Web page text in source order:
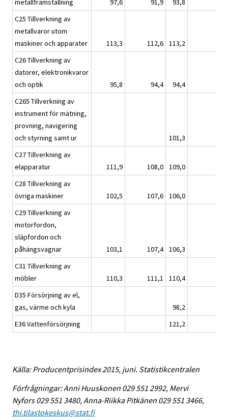
metallframställning 97,6 91,9
93,8
C25 Tillverkning av
metallvaror utom
maskiner och apparater
113,3 112,6
113,2
C26 Tillverkning av
datorer, elektronikvaror
och optik
95,8 94,4
94,4
C265 Tillverkning av
instrument för mätning,
provning, navigering
och styrning samt ur
101,3
C27 Tillverkning av
elapparatur
111,9 108,0
109,0
C28 Tillverkning av
övriga maskiner
102,5 107,6
106,0
C29 Tillverkning av
motorfordon,
släpfordon och
påhängsvagnar
103,1 107,4
106,3
C31 Tillverkning av
möbler
110,3 111,1
110,4
D35 Försörjning av el,
gas, värme och kyla
98,2
E36 Vattenförsörjning
121,2
Källa: Producentprisindex 2015, juni. Statistikcentralen
Förfrågningar: Anni Huuskonen 029 551 2992, Mervi
Nyfors 029 551 3480, Anna-Riikka Pitkänen 029 551 3466,
thi.tilastokeskus@stat.fi